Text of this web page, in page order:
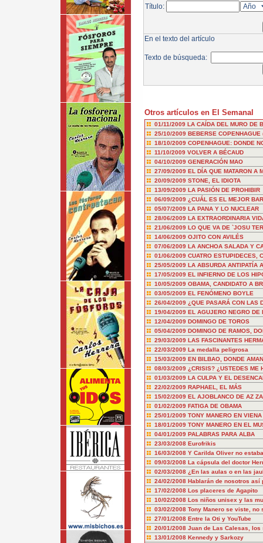
Título:
En el texto del artículo
Texto de búsqueda:
Otros artículos en El Semanal
01/11/2009 LA CAÍDA DEL MURO DE
25/10/2009 BEBERSE COPENHAGUE
18/10/2009 COPENHAGUE: DONDE
11/10/2009 VOLVER A BÉCAUD
04/10/2009 GENERACIÓN MAO
27/09/2009 EL DÍA QUE MATARON A
20/09/2009 STONE, EL IDIOTA
13/09/2009 LA PASIÓN DE PROHIBIR
06/09/2009 ¿CUÁL ES EL MEJOR
05/07/2009 LA PANA Y LO NUCLEAR
28/06/2009 LA EXTRAORDINARIA
21/06/2009 LO QUE VA DE `JOSU
14/06/2009 OJITO CON AVILÉS
07/06/2009 LA ANCHOA SALADA Y
01/06/2009 CUATRO ESTUPIDECES,
25/05/2009 LA ABSURDA ANTIPATÍA
17/05/2009 EL INFIERNO DE LOS
10/05/2009 OBAMA, CANDIDATO A
03/05/2009 EL FENÓMENO BOYLE
26/04/2009 ¿QUE PASARÁ CON LAS
19/04/2009 EL AGUJERO NEGRO DE
12/04/2009 DOMINGO DE TOROS
05/04/2009 DOMINGO DE RAMOS,
29/03/2009 LAS FASCINANTES
22/03/2009 La medalla peligrosa
15/03/2009 EN BILBAO, DONDE
08/03/2009 ¿CRISIS? ¿USTEDES ME
01/03/2009 LA CULPA Y EL
22/02/2009 RAPHAEL, EL MÁS
15/02/2009 EL AJOBLANCO DE AZ
01/02/2009 FATIGA DE OBAMA
25/01/2009 TONY MANERO EN VIENA
18/01/2009 TONY MANERO EN EL
04/01/2009 PALABRAS PARA ALBA
23/03/2008 Eurofrikis
16/03/2008 Y Carilda Oliver no
09/03/2008 La cápsula del doctor
02/03/2008 ¿En las aulas o en las
24/02/2008 Hablarán de nosotros así
17/02/2008 Los placeres de Agapito
10/02/2008 Los niños unisex y las
03/02/2008 Tony Manero se viste, no
27/01/2008 Entre la Oti y YouTube
20/01/2008 Juan de Las Calesas,
13/01/2008 Kennedy y Sarkozy